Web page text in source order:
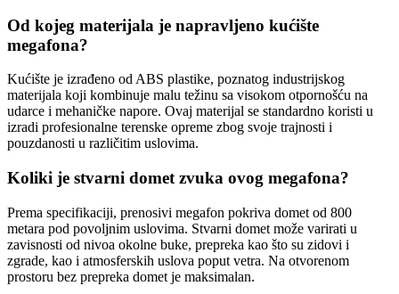
Od kojeg materijala je napravljeno kućište
megafona?
Kućište je izrađeno od ABS plastike, poznatog industrijskog
materijala koji kombinuje malu težinu sa visokom otpornošću na
udarce i mehaničke napore. Ovaj materijal se standardno koristi u
izradi profesionalne terenske opreme zbog svoje trajnosti i
pouzdanosti u različitim uslovima.
Koliki je stvarni domet zvuka ovog megafona?
Prema specifikaciji, prenosivi megafon pokriva domet od 800
metara pod povoljnim uslovima. Stvarni domet može varirati u
zavisnosti od nivoa okolne buke, prepreka kao što su zidovi i
zgrade, kao i atmosferskih uslova poput vetra. Na otvorenom
prostoru bez prepreka domet je maksimalan.